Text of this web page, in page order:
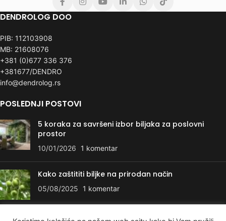
DENDROLOG DOO
PIB: 112103908
MB: 21608076
+381 (0)677 336 376
+381677/DENDRO
info@dendrolog.rs
POSLEDNJI POSTOVI
5 koraka za savršeni izbor biljaka za poslovni
prostor
10/01/2026 1 komentar
Kako zaštititi biljke na prirodan način
05/08/2025 1 komentar
KORISNI LINKOVI